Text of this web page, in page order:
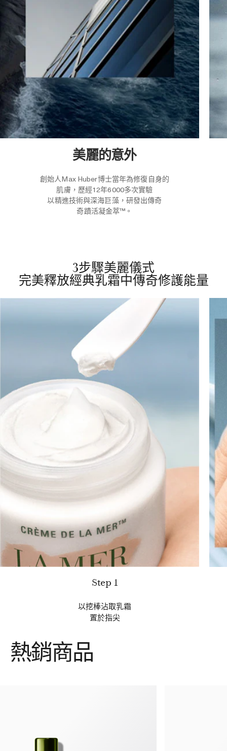
美麗的意外
創始人Max Huber博士當年為修復自身的
肌膚，歷經12年6000多次實驗
以精進技術與深海巨藻，研發出傳奇
奇蹟活凝金萃™。
3步驟美麗儀式
完美釋放經典乳霜中傳奇修護能量
Step 1
以挖棒沾取乳霜
置於指尖
熱銷商品